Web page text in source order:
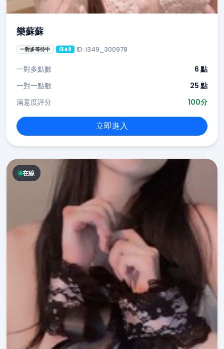
樂蘇蘇
一對多等待中 i349 ID: i349_300978
一對多點數
6 點
一對一點數
25 點
滿意度評分
100分
立即進入
在線